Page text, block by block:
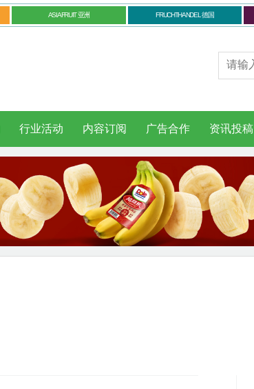
ASIAFRUIT 亚洲 FRUCHTHANDEL 德国
行业活动 内容订阅 广告合作 资讯投稿